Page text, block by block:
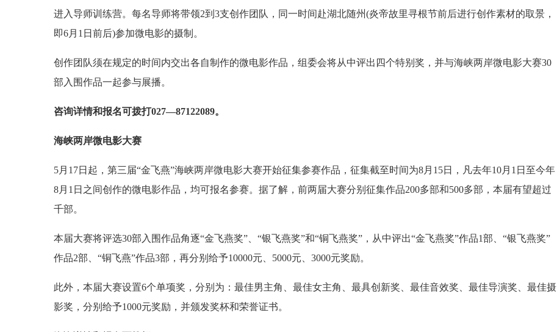
进入导师训练营。每名导师将带领2到3支创作团队，同一时间赴湖北随州(炎帝故里寻根节前后进行创作素材的取景，
即6月1日前后)参加微电影的摄制。
创作团队须在规定的时间内交出各自制作的微电影作品，组委会将从中评出四个特别奖，并与海峡两岸微电影大赛30
部入围作品一起参与展播。
咨询详情和报名可拨打027—87122089。
海峡两岸微电影大赛
5月17日起，第三届“金飞燕”海峡两岸微电影大赛开始征集参赛作品，征集截至时间为8月15日，凡去年10月1日至今年
8月1日之间创作的微电影作品，均可报名参赛。据了解，前两届大赛分别征集作品200多部和500多部，本届有望超过
千部。
本届大赛将评选30部入围作品角逐“金飞燕奖”、“银飞燕奖”和“铜飞燕奖”，从中评出“金飞燕奖”作品1部、“银飞燕奖”
作品2部、“铜飞燕”作品3部，再分别给予10000元、5000元、3000元奖励。
此外，本届大赛设置6个单项奖，分别为：最佳男主角、最佳女主角、最具创新奖、最佳音效奖、最佳导演奖、最佳摄
影奖，分别给予1000元奖励，并颁发奖杯和荣誉证书。